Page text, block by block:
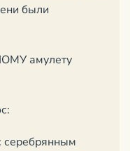
были
амулету
серебрянным